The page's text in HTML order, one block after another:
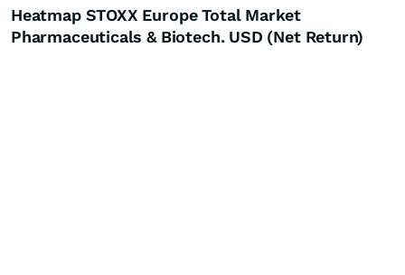
Heatmap STOXX Europe Total Market
Pharmaceuticals & Biotech. USD (Net Return)